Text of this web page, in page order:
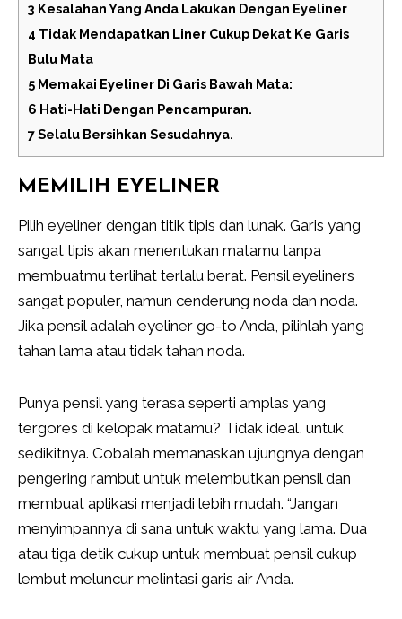
3 Kesalahan Yang Anda Lakukan Dengan Eyeliner
4 Tidak Mendapatkan Liner Cukup Dekat Ke Garis
Bulu Mata
5 Memakai Eyeliner Di Garis Bawah Mata:
6 Hati-Hati Dengan Pencampuran.
7Selalu Bersihkan Sesudahnya.
MEMILIH EYELINER
Pilih eyeliner dengan titik tipis dan lunak. Garis yang
sangat tipis akan menentukan matamu tanpa
membuatmu terlihat terlalu berat. Pensil eyeliners
sangat populer, namun cenderung noda dan noda.
Jika pensil adalah eyeliner go-to Anda, pilihlah yang
tahan lama atau tidak tahan noda.
Punya pensil yang terasa seperti amplas yang
tergores di kelopak matamu? Tidak ideal, untuk
sedikitnya. Cobalah memanaskan ujungnya dengan
pengering rambut untuk melembutkan pensil dan
membuat aplikasi menjadi lebih mudah. “Jangan
menyimpannya di sana untuk waktu yang lama. Dua
atau tiga detik cukup untuk membuat pensil cukup
lembut meluncur melintasi garis air Anda.